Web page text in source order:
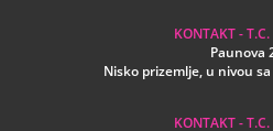
KONTAKT -
Paunova
Nisko prizemlje, u nivou
KONTAKT -